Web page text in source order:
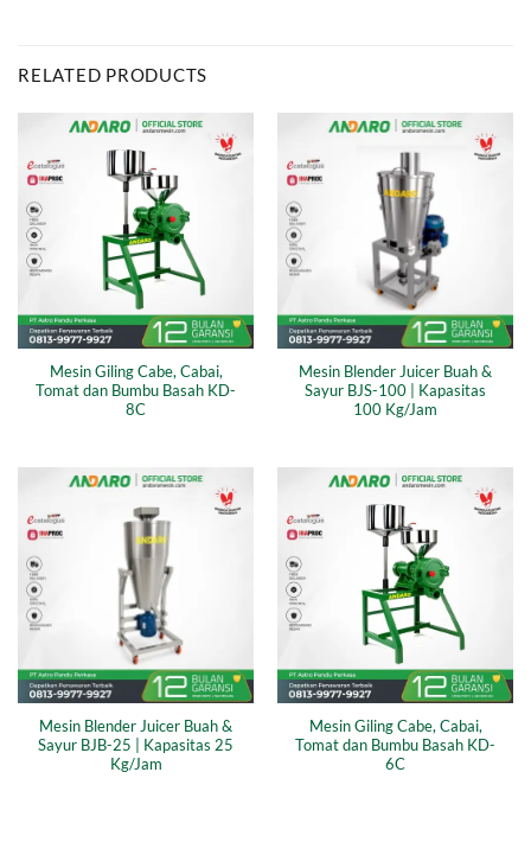
RELATED PRODUCTS
Mesin Giling Cabe, Cabai,
Tomat dan Bumbu Basah KD-
8C
Mesin Blender Juicer Buah &
Sayur BJS-100 | Kapasitas
100 Kg/Jam
Mesin Blender Juicer Buah &
Sayur BJB-25 | Kapasitas 25
Kg/Jam
Mesin Giling Cabe, Cabai,
Tomat dan Bumbu Basah KD-
6C